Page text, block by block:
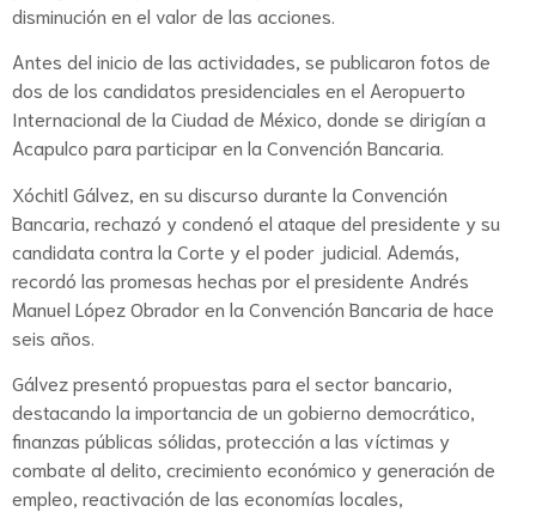
disminución en el valor de las acciones.
Antes del inicio de las actividades, se publicaron fotos de
dos de los candidatos presidenciales en el Aeropuerto
Internacional de la Ciudad de México, donde se dirigían a
Acapulco para participar en la Convención Bancaria.
Xóchitl Gálvez, en su discurso durante la Convención
Bancaria, rechazó y condenó el ataque del presidente y su
candidata contra la Corte y el poder judicial. Además,
recordó las promesas hechas por el presidente Andrés
Manuel López Obrador en la Convención Bancaria de hace
seis años.
Gálvez presentó propuestas para el sector bancario,
destacando la importancia de un gobierno democrático,
finanzas públicas sólidas, protección a las víctimas y
combate al delito, crecimiento económico y generación de
empleo, reactivación de las economías locales,